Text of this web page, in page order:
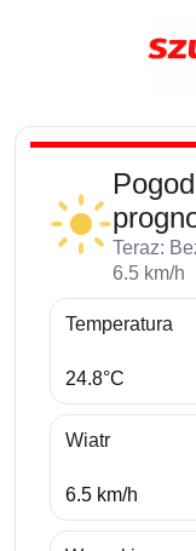
Teraz:
6.5 km/h
Temperatura
24.8°C
Wiatr
6.5 km/h